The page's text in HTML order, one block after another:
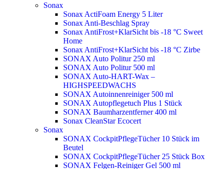
Sonax
Sonax ActiFoam Energy 5 Liter
Sonax Anti-Beschlag Spray
Sonax AntiFrost+KlarSicht bis -18 °C Sweet
Home
Sonax AntiFrost+KlarSicht bis -18 °C Zirbe
SONAX Auto Politur 250 ml
SONAX Auto Politur 500 ml
SONAX Auto-HART-Wax –
HIGHSPEEDWACHS
SONAX Autoinnenreiniger 500 ml
SONAX Autopflegetuch Plus 1 Stück
SONAX Baumharzentferner 400 ml
Sonax CleanStar Ecocert
Sonax
SONAX CockpitPflegeTücher 10 Stück im
Beutel
SONAX CockpitPflegeTücher 25 Stück Box
SONAX Felgen-Reiniger Gel 500 ml